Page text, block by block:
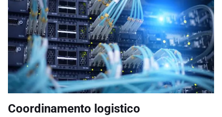
Coordinamento logistico